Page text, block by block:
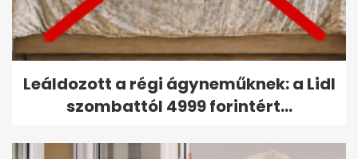
Leáldozott a régi ágyneműknek: a Lidl
szombattól 4999 forintért...